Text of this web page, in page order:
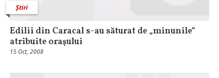
Știri
Edilii din Caracal s-au săturat de „minunile“
atribuite oraşului
15 Oct, 2008